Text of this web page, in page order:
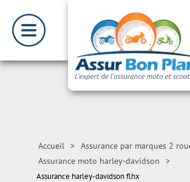
Accueil > Assurance par marques 2
Assurance moto harley-davidson
>
Assurance harley-davidson flhx